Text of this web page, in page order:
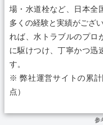
場・水道栓など、日本全
多くの経験と実績がござ
れば、水トラブルのプロ
に駆けつけ、丁寧かつ迅
す。
※ 弊社運営サイトの累
点）
参